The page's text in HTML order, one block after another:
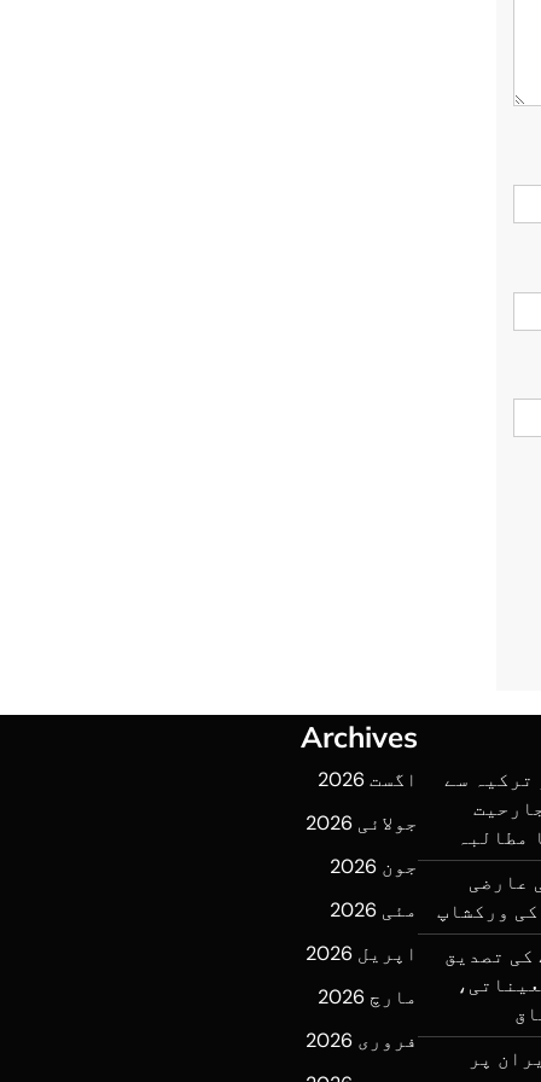
ترکیہ سے
مطالبہ
عارضی
ورکشاپ
کی تصدیق
پر
Archives
اگست 2026
جولائی 2026
جون 2026
مئی 2026
اپریل 2026
مارچ 2026
فروری 2026